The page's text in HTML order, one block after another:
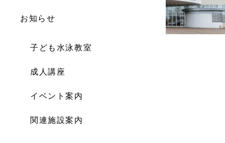
お知らせ
子ども水泳教室
成人講座
イベント案内
関連施設案内